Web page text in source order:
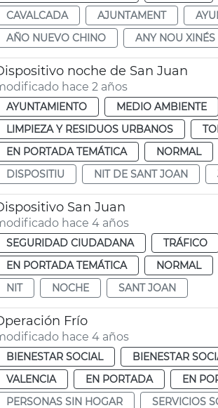
CAVALCADA
AJUNTAMENT
AÑO NUEVO CHINO
ANY NOU XINÉS
noche de San Juan
hace 2 años
AYUNTAMIENTO MEDIO AMBIENTE
LIMPIEZA Y RESIDUOS URBANOS
EN PORTADA TEMÁTICA
NORMAL
DISPOSITIU
NIT DE SANT JOAN
San Juan
hace 4 años
SEGURIDAD CIUDADANA TRÁFICO
EN PORTADA TEMÁTICA
NORMAL
NIT
NOCHE SANT JOAN
Frío
hace 4 años
BIENESTAR SOCIAL BIENESTAR
VALENCIA
EN PORTADA EN
PERSONAS SIN HOGAR
SERVICIOS